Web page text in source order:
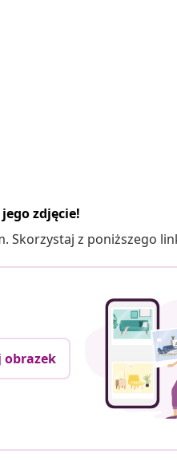
zdjęcie!
z poniższego
obrazek